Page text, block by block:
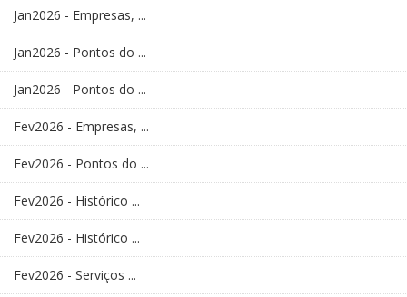
Jan2026 - Empresas, ...
Jan2026 - Pontos do ...
Jan2026 - Pontos do ...
Fev2026 - Empresas, ...
Fev2026 - Pontos do ...
Fev2026 - Histórico ...
Fev2026 - Histórico ...
Fev2026 - Serviços ...